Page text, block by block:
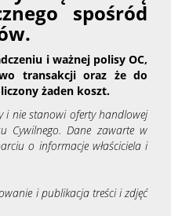
spośród
i ważnej polisy OC,
transakcji oraz że do
żaden koszt.
i nie stanowi oferty handlowej
Cywilnego. Dane zawarte w
o informacje właściciela i
i publikacja treści i zdjęć